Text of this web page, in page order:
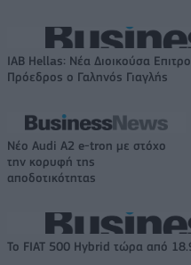
IAB Hellas: Νέα Διοικούσα
Πρόεδρος ο Γαληνός Γιαγλής
Νέο Audi A2 e-tron με στόχο
την κορυφή της
αποδοτικότητας
Το FIAT 500 Hybrid τώρα από